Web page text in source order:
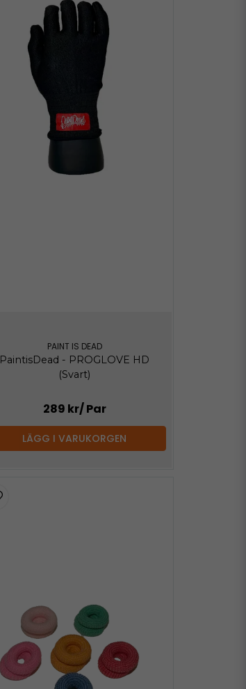
PAINT IS DEAD
PaintisDead - PROGLOVE HD
(Svart)
289 kr/ Par
LÄGG I VARUKORGEN